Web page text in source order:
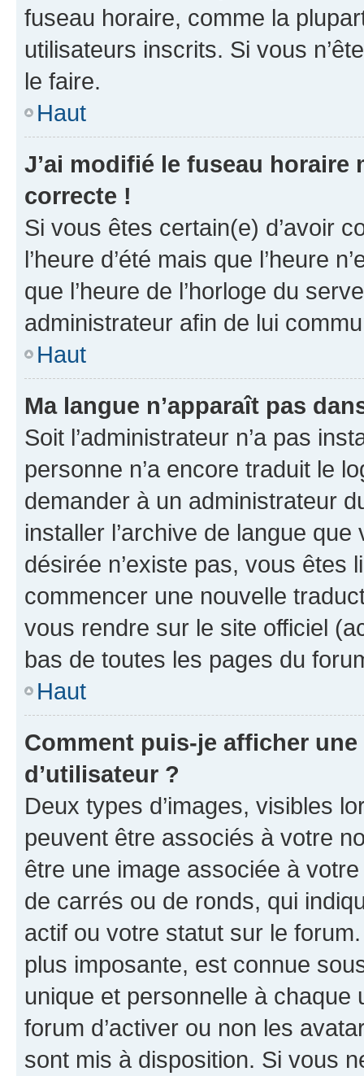
fuseau horaire, comme la
utilisateurs inscrits. Si vous
le faire.
Haut
J’ai modifié le fuseau horaire
correcte !
Si vous êtes certain(e) d’avoir
l’heure d’été mais que l’heure
que l’heure de l’horloge du
administrateur afin de lui
Haut
Ma langue n’apparaît pas
Soit l’administrateur n’a pas
personne n’a encore traduit le
demander à un administrateur
installer l’archive de langue
désirée n’existe pas, vous êtes
commencer une nouvelle
vous rendre sur le site officiel
bas de toutes les pages du
Haut
Comment puis-je afficher
d’utilisateur ?
Deux types d’images, visibles
peuvent être associés à votre
être une image associée à
de carrés ou de ronds, qui
actif ou votre statut sur le
plus imposante, est connue
unique et personnelle à chaque
forum d’activer ou non les
sont mis à disposition. Si vous